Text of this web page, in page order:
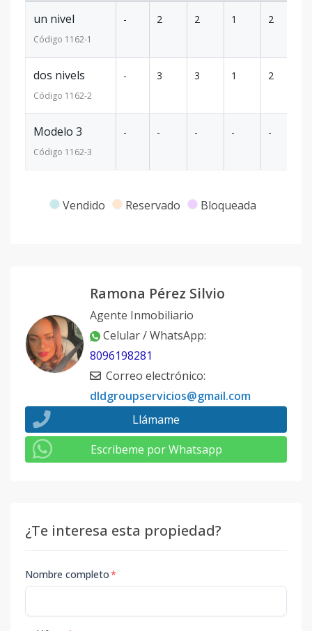
un nivel
Código 1162-1
- 2 2 1 2
dos nivels
Código 1162-2
- 3 3 1 2
Modelo 3
Código 1162-3
- - - - -
Vendido Reservado Bloqueada
Ramona Pérez Silvio
Agente Inmobiliario
Celular / WhatsApp:
8096198281
Correo electrónico:
dldgroupservicios@gmail.com
Llámame
Escribeme por Whatsapp
¿Te interesa esta propiedad?
Nombre completo*